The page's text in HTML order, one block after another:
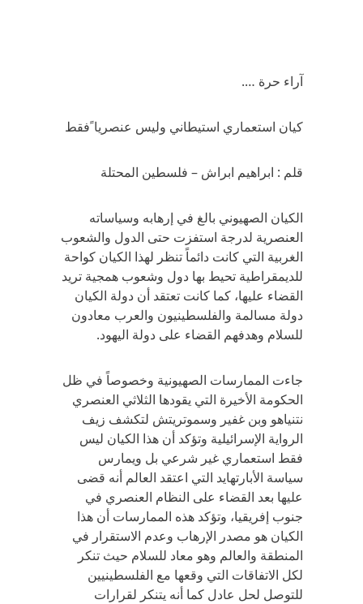
آراء حرة ….
كيان استعماري استيطاني وليس عنصريا ًفقط
قلم : ابراهيم ابراش – فلسطين المحتلة
الكيان الصهيوني بالغ في إرهابه وسياساته
العنصرية لدرجة استفزت حتى الدول والشعوب
الغربية التي كانت دائماً تنظر لهذا الكيان كواحة
للديمقراطية تحيط بها دول وشعوب همجية تريد
القضاء عليها، كما كانت تعتقد أن دولة الكيان
دولة مسالمة والفلسطينيون والعرب معادون
للسلام وهدفهم القضاء على دولة اليهود.
جاءت الممارسات الصهيونية وخصوصاً في ظل
الحكومة الأخيرة التي يقودها الثلاثي العنصري
نتنياهو وبن غفير وسموتريتش لتكشف زيف
الرواية الإسرائيلية وتؤكد أن هذا الكيان ليس
فقط استعماري غير شرعي بل ويمارس
سياسة الأبارتهايد التي اعتقد العالم أنه قضى
عليها بعد القضاء على النظام العنصري في
جنوب إفريقيا، وتؤكد هذه الممارسات أن هذا
الكيان هو مصدر الإرهاب وعدم الاستقرار في
المنطقة والعالم وهو معاد للسلام حيث تنكر
لكل الاتفاقات التي وقعها مع الفلسطينيين
للتوصل لحل عادل كما أنه يتنكر لقرارات